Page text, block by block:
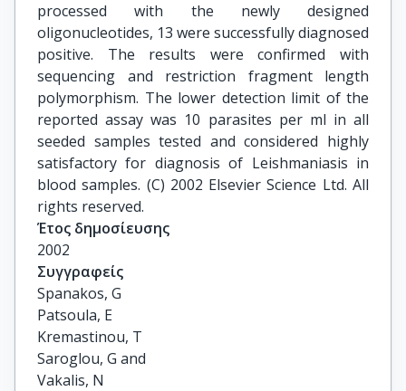
processed with the newly designed
oligonucleotides, 13 were successfully diagnosed
positive. The results were confirmed with
sequencing and restriction fragment length
polymorphism. The lower detection limit of the
reported assay was 10 parasites per ml in all
seeded samples tested and considered highly
satisfactory for diagnosis of Leishmaniasis in
blood samples. (C) 2002 Elsevier Science Ltd. All
rights reserved.
Έτος δημοσίευσης
2002
Συγγραφείς
Spanakos, G
Patsoula, E
Kremastinou, T
Saroglou, G and
Vakalis, N